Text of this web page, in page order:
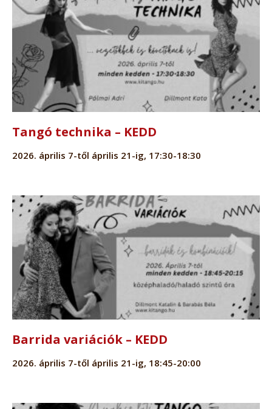
Tangó technika – KEDD
2026. április 7-től április 21-ig, 17:30-18:30
Barrida variációk – KEDD
2026. április 7-től április 21-ig, 18:45-20:00